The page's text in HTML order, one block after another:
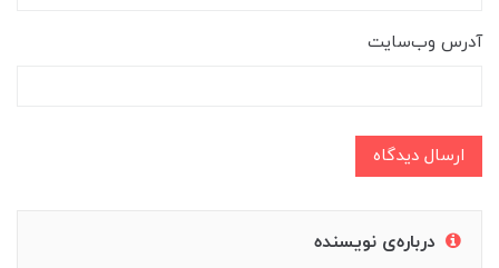
آدرس وب‌سایت
ارسال دیدگاه
درباره‌ی نویسنده